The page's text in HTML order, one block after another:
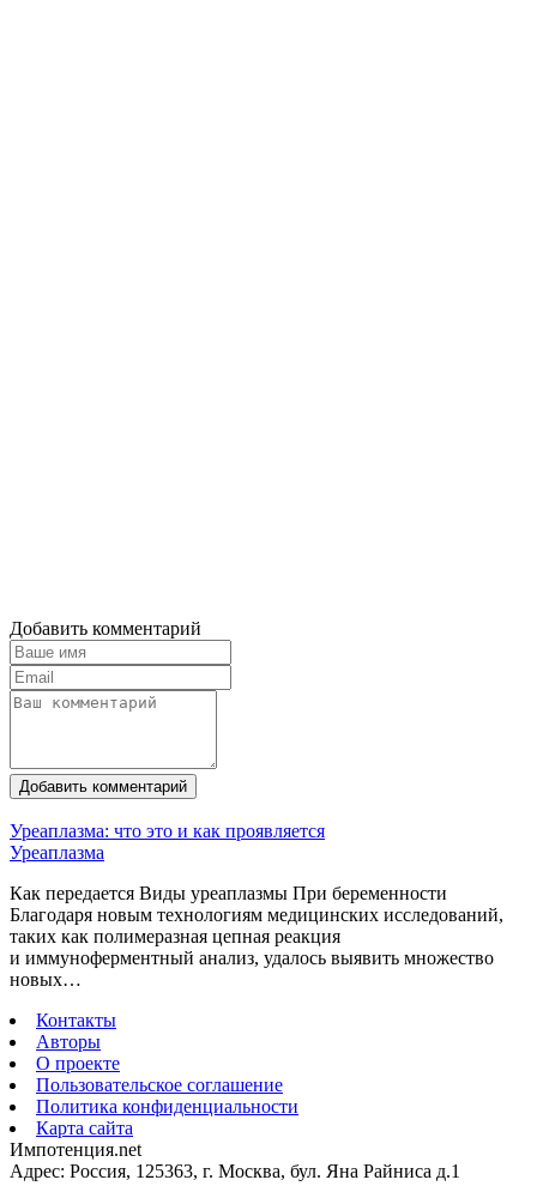
Добавить комментарий
Добавить комментарий
Уреаплазма: что это и как проявляется
Уреаплазма
Как передается Виды уреаплазмы При беременности
Благодаря новым технологиям медицинских исследований,
таких как полимеразная цепная реакция
и иммуноферментный анализ, удалось выявить множество
новых…
Контакты
Авторы
О проекте
Пользовательское соглашение
Политика конфиденциальности
Карта сайта
Импотенция.net
Адрес: Россия, 125363, г. Москва, бул. Яна Райниса д.1